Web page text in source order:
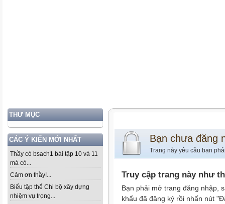
THƯ MỤC
CÁC Ý KIẾN MỚI NHẤT
Thầy có bsach1 bài tập 10 và 11
mà có...
Cảm ơn thầy!...
Biểu tập thể Chi bộ xây dựng
nhiệm vụ trọng...
Bạn chưa đăng
Trang này yêu cầu bạn
Truy cập trang này như
Bạn phải mở trang đăng nhập,
khẩu đã đăng ký rồi nhấn nút